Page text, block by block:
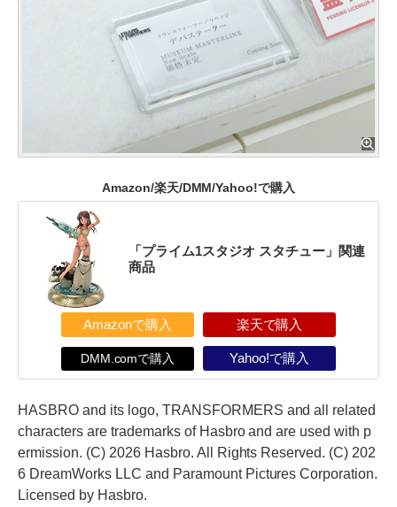
Amazon/楽天/DMM/Yahoo!で購入
「プライム1スタジオ スタチュー」関連
商品
Amazonで購入 楽天で購入
DMM.comで購入 Yahoo!で購入
HASBRO and its logo, TRANSFORMERS and all related
characters are trademarks of Hasbro and are used with p
ermission. (C) 2026 Hasbro. All Rights Reserved. (C) 202
6 DreamWorks LLC and Paramount Pictures Corporation.
Licensed by Hasbro.